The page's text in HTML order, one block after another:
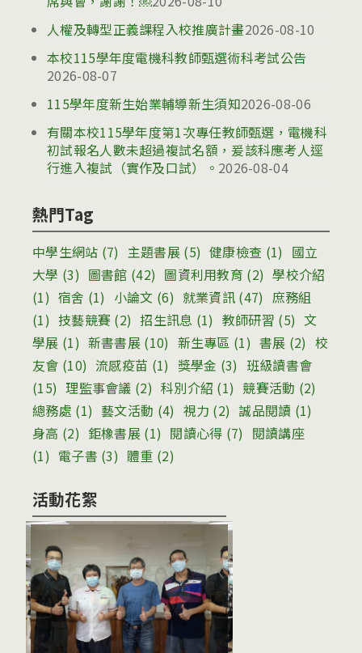
人權及轉型正義課程入校推廣計畫2026-08-10
本校115學年度電機科教師甄選術科考試公告
2026-08-07
115學年度新生始業輔導新生須知2026-08-06
有關本校115學年度第1次專任教師甄選，電機科
初試報名人數未超過複試名額，爰該科應考人逕
行進入複試（實作及口試）。 2026-08-04
熱門Tag
中學生網站 (7) 主題書展(5) 健康檢查 (1) 國立
大學 (3) 圖書館 (42) 圖資利用教育 (2) 學校介紹
(1) 宿舍 (1) 小論文 (6) 就業資訊 (47) 庶務組
(1) 技藝競賽 (2) 招生訊息 (1) 教師研習 (5) 文
學展 (1) 新書書展 (10) 新生專區 (1) 書展 (2) 校
友會 (10) 流感疫苗 (1) 獎學金 (3) 班級讀書會
(15) 理監事會議 (2) 科別介紹 (1) 競賽活動 (2)
總務處 (1) 藝文活動 (4) 視力 (2) 誠品閱讀 (1)
身高 (2) 鉅橡書展 (1) 閱讀心得 (7) 閱讀講座
(1) 電子書 (3) 體重 (2)
活動花絮